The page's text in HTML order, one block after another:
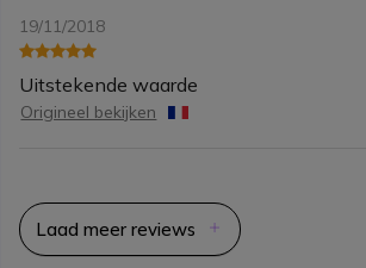
19/11/2018
Uitstekende waarde
Origineel bekijken
Laad meer reviews